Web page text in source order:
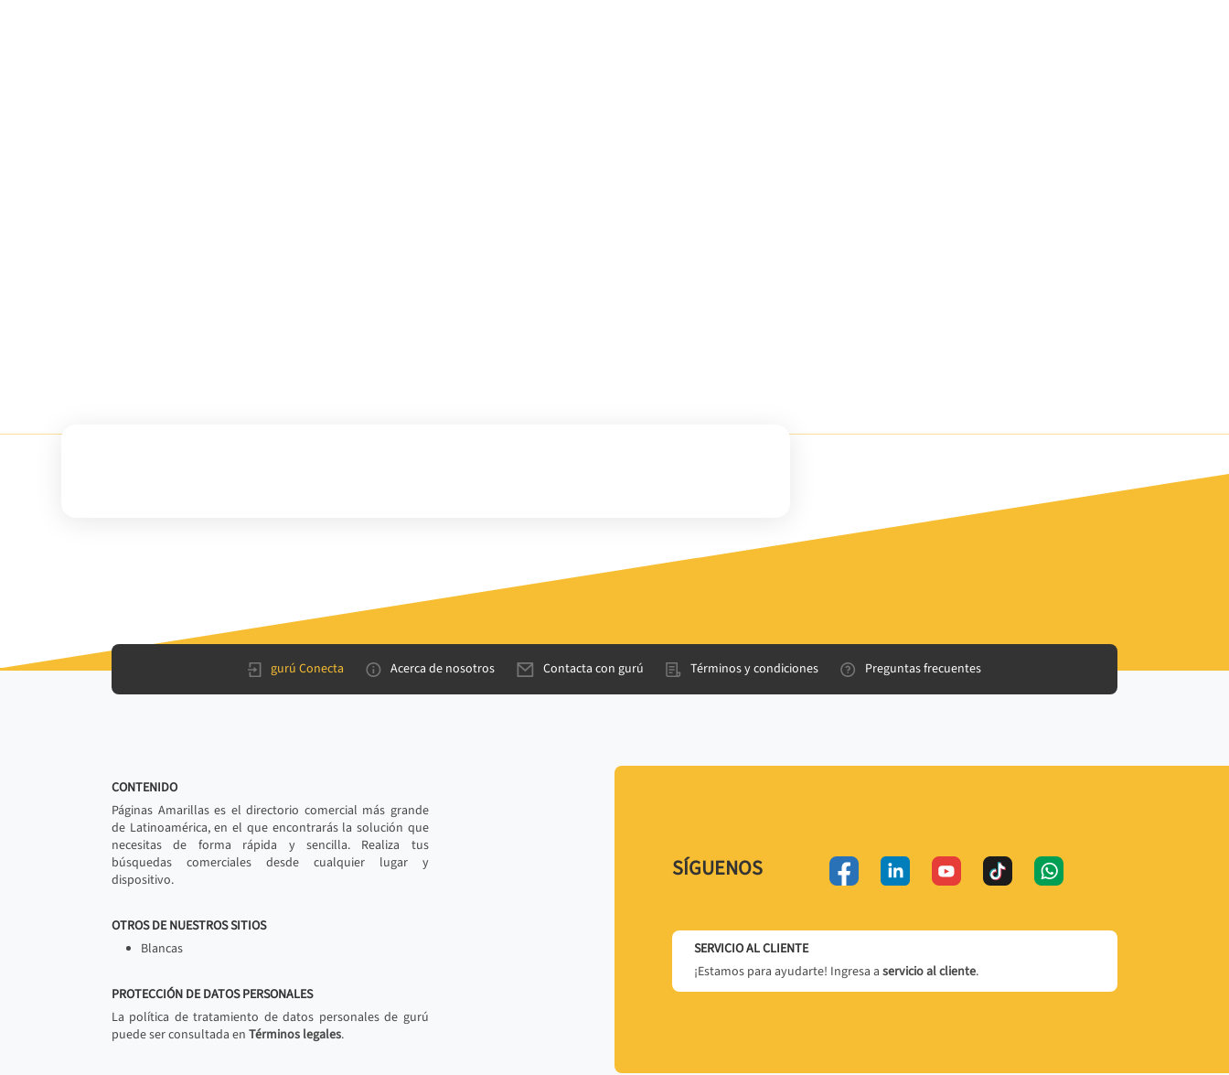
gurú Conecta Acerca de nosotros Contacta con gurú Términos y condiciones Preguntas frecuentes
CONTENIDO
Páginas Amarillas es el directorio comercial más grande
de Latinoamérica, en el que encontrarás la solución que
necesitas de forma rápida y sencilla. Realiza tus
búsquedas comerciales desde cualquier lugar y
dispositivo.
OTROS DE NUESTROS SITIOS
Blancas
PROTECCIÓN DE DATOS PERSONALES
La política de tratamiento de datos personales de gurú
puede ser consultada en Términos legales.
SÍGUENOS
SERVICIO AL CLIENTE
¡Estamos para ayudarte! Ingresa a servicio al cliente.